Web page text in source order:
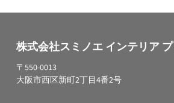
株式会社スミノエ インテリア
〒550-0013
大阪市西区新町2丁目4番2号